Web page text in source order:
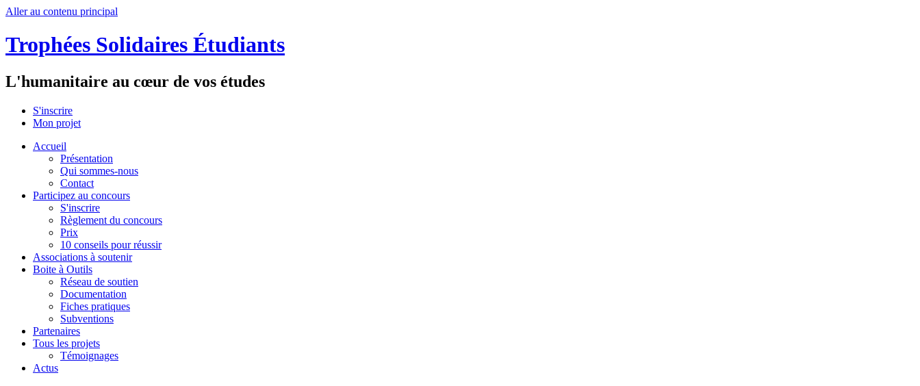
Aller au contenu principal
Trophées Solidaires Étudiants
L'humanitaire au cœur de vos études
S'inscrire
Mon projet
Accueil
Présentation
Qui sommes-nous
Contact
Participez au concours
S'inscrire
Règlement du concours
Prix
10 conseils pour réussir
Associations à soutenir
Boite à Outils
Réseau de soutien
Documentation
Fiches pratiques
Subventions
Partenaires
Tous les projets
Témoignages
Actus